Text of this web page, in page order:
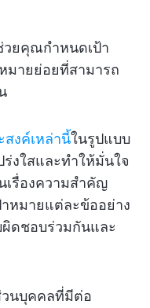
วยคุณกำหนดเป้า
มายย่อยที่สามารถ
สงค์เหล่านี้ในรูปแบบ
งใสและทำให้มั่นใจ
เรื่องความสำคัญ
หมายแต่ละข้ออย่าง
ผิดชอบร่วมกันและ
วนบุคคลที่มีต่อ